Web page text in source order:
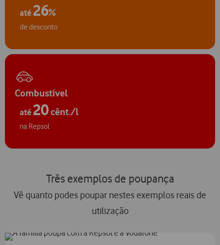
até 26%
de desconto
Combustível
até 20cênt./l
na Repsol
Três exemplos de poupança
Vê quanto podes poupar nestes exemplos reais de
utilização